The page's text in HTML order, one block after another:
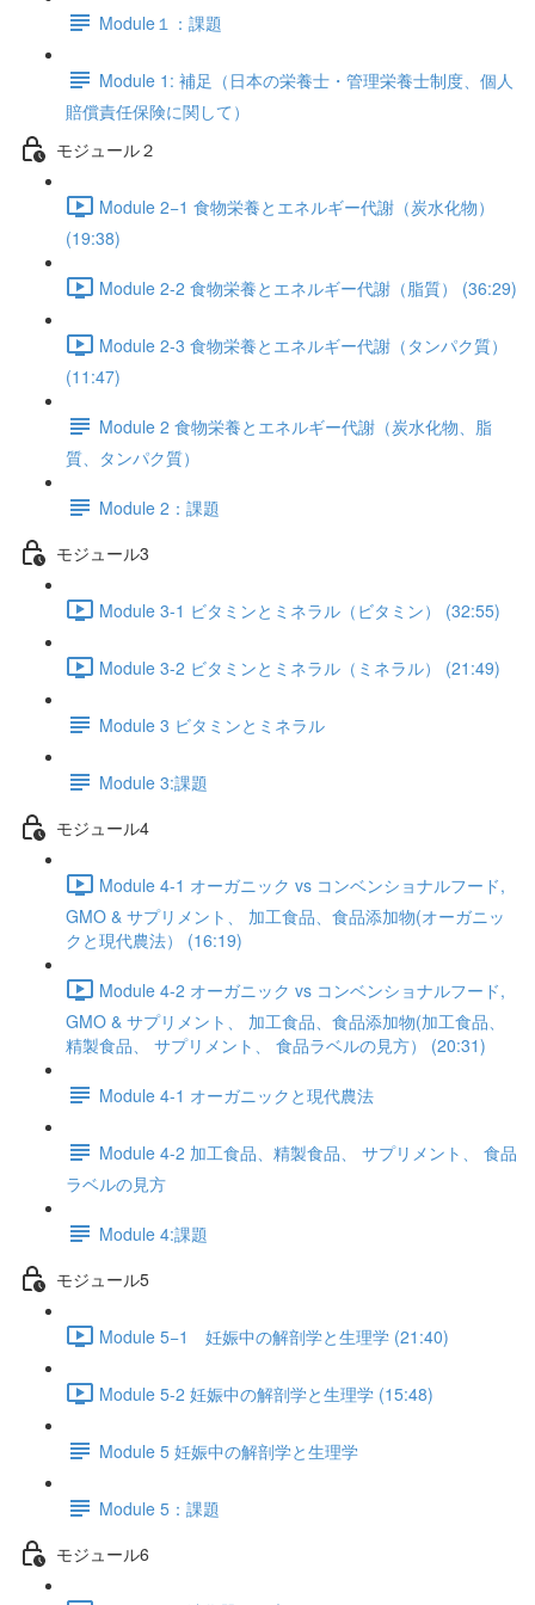
Module１：課題
Module 1: 補足（日本の栄養士・管理栄養士制度、個人
賠償責任保険に関して）
モジュール２
Module 2−1 食物栄養とエネルギー代謝（炭水化物）
(19:38)
Module 2-2 食物栄養とエネルギー代謝（脂質） (36:29)
Module 2-3 食物栄養とエネルギー代謝（タンパク質）
(11:47)
Module 2 食物栄養とエネルギー代謝（炭水化物、脂
質、タンパク質）
Module 2：課題
モジュール3
Module 3-1 ビタミンとミネラル（ビタミン） (32:55)
Module 3-2 ビタミンとミネラル（ミネラル） (21:49)
Module 3 ビタミンとミネラル
Module 3:課題
モジュール4
Module 4-1 オーガニック vs コンベンショナルフード,
GMO & サプリメント、 加工食品、食品添加物(オーガニッ
クと現代農法） (16:19)
Module 4-2 オーガニック vs コンベンショナルフード,
GMO & サプリメント、 加工食品、食品添加物(加工食品、
精製食品、 サプリメント、 食品ラベルの見方） (20:31)
Module 4-1 オーガニックと現代農法
Module 4-2 加工食品、精製食品、 サプリメント、 食品
ラベルの見方
Module 4:課題
モジュール5
Module 5−1 妊娠中の解剖学と生理学 (21:40)
Module 5-2 妊娠中の解剖学と生理学 (15:48)
Module 5 妊娠中の解剖学と生理学
Module 5：課題
モジュール6